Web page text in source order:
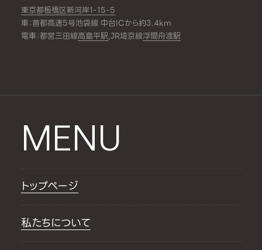
東京都板橋区新河岸1-15-5
車：首都高速5号池袋線 中台ICから約3.4km
電車：都営三田線高島平駅,JR埼京線浮間舟渡駅
MENU
トップページ
私たちについて